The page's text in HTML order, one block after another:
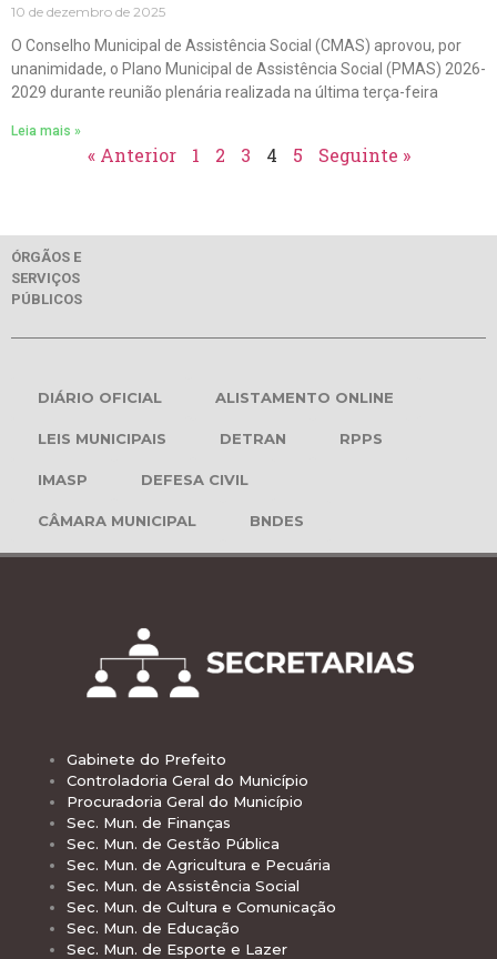
10 de dezembro de 2025
O Conselho Municipal de Assistência Social (CMAS) aprovou, por
unanimidade, o Plano Municipal de Assistência Social (PMAS) 2026-
2029 durante reunião plenária realizada na última terça-feira
Leia mais »
« Anterior 1 2 3 4 5 Seguinte »
ÓRGÃOS E
SERVIÇOS
PÚBLICOS
DIÁRIO OFICIAL ALISTAMENTO ONLINE
LEIS MUNICIPAIS DETRAN RPPS
IMASP DEFESA CIVIL
CÂMARA MUNICIPAL BNDES
Gabinete do Prefeito
Controladoria Geral do Município
Procuradoria Geral do Município
Sec. Mun. de Finanças
Sec. Mun. de Gestão Pública
Sec. Mun. de Agricultura e Pecuária
Sec. Mun. de Assistência Social
Sec. Mun. de Cultura e Comunicação
Sec. Mun. de Educação
Sec. Mun. de Esporte e Lazer